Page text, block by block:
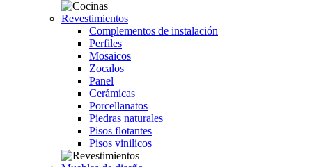
Revestimientos
Complementos de instalación
Perfiles
Mosaicos
Zocalos
Panel
Cerámicas
Porcellanatos
Piedras naturales
Pisos flotantes
Pisos vinilicos